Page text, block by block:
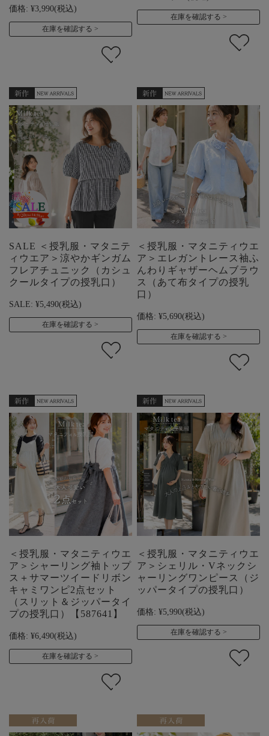
価格: ¥3,990(税込)
在庫を確認する
在庫を確認する
SALE ＜授乳服・マタニテ
ィウエア＞涼やかギンガム
フレアチュニック（カシュ
クールタイプの授乳口）
SALE: ¥5,490(税込)
在庫を確認する
＜授乳服・マタニティウエ
ア＞エレガントレース袖ふ
んわりギャザーヘムブラウ
ス（あて布タイプの授乳
口）
価格: ¥5,690(税込)
在庫を確認する
＜授乳服・マタニティウエ
ア＞シャーリング袖トップ
ス＋サマーツイードリボン
キャミワンピ2点セット
（スリット＆ジッパータイ
プの授乳口）【587641】
価格: ¥6,490(税込)
在庫を確認する
＜授乳服・マタニティウエ
ア＞シェリル・Vネックシ
ャーリングワンピース（ジ
ッパータイプの授乳口）
価格: ¥5,990(税込)
在庫を確認する